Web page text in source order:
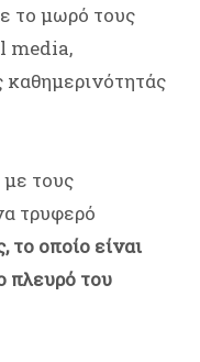
το μωρό τους
media,
καθημερινότητάς
τους
τρυφερό
οποίο είναι
πλευρό του